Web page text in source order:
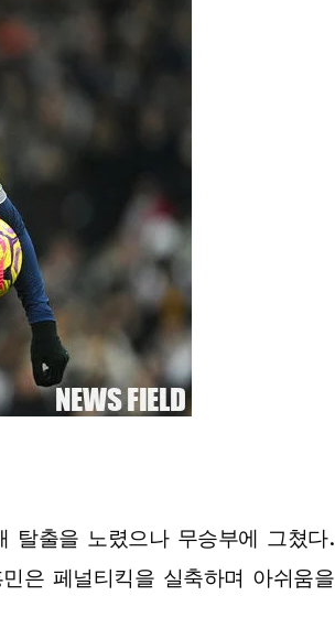
탈출을 노렸으나 무승부에 그쳤다.
은 페널티킥을 실축하며 아쉬움을